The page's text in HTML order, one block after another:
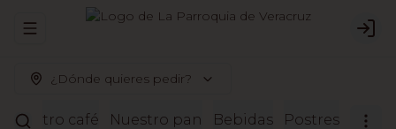
Abrir menu de navegación
¿Dónde quieres pedir?
Nuestro café Nuestro pan Bebidas Postres